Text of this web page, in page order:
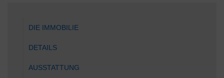
DIE IMMOBILIE
DETAILS
AUSSTATTUNG